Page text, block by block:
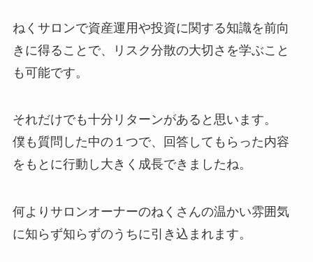
ねくサロンで資産運用や投資に関する知識を前向
きに得ることで、リスク分散の大切さを学ぶこと
も可能です。
それだけでも十分リターンがあると思います。
僕も質問した中の１つで、回答してもらった内容
をもとに行動し大きく成長できましたね。
何よりサロンオーナーのねくさんの温かい雰囲気
に知らず知らずのうちに引き込まれます。